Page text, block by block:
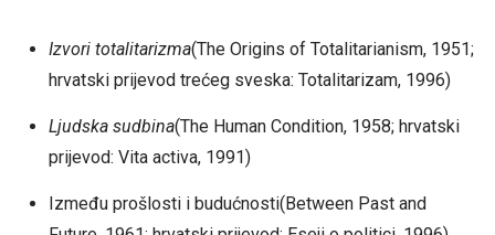
Izvori totalitarizma(The Origins of Totalitarianism, 1951;
hrvatski prijevod trećeg sveska: Totalitarizam, 1996)
Ljudska sudbina(The Human Condition, 1958; hrvatski
prijevod: Vita activa, 1991)
Između prošlosti i budućnosti(Between Past and